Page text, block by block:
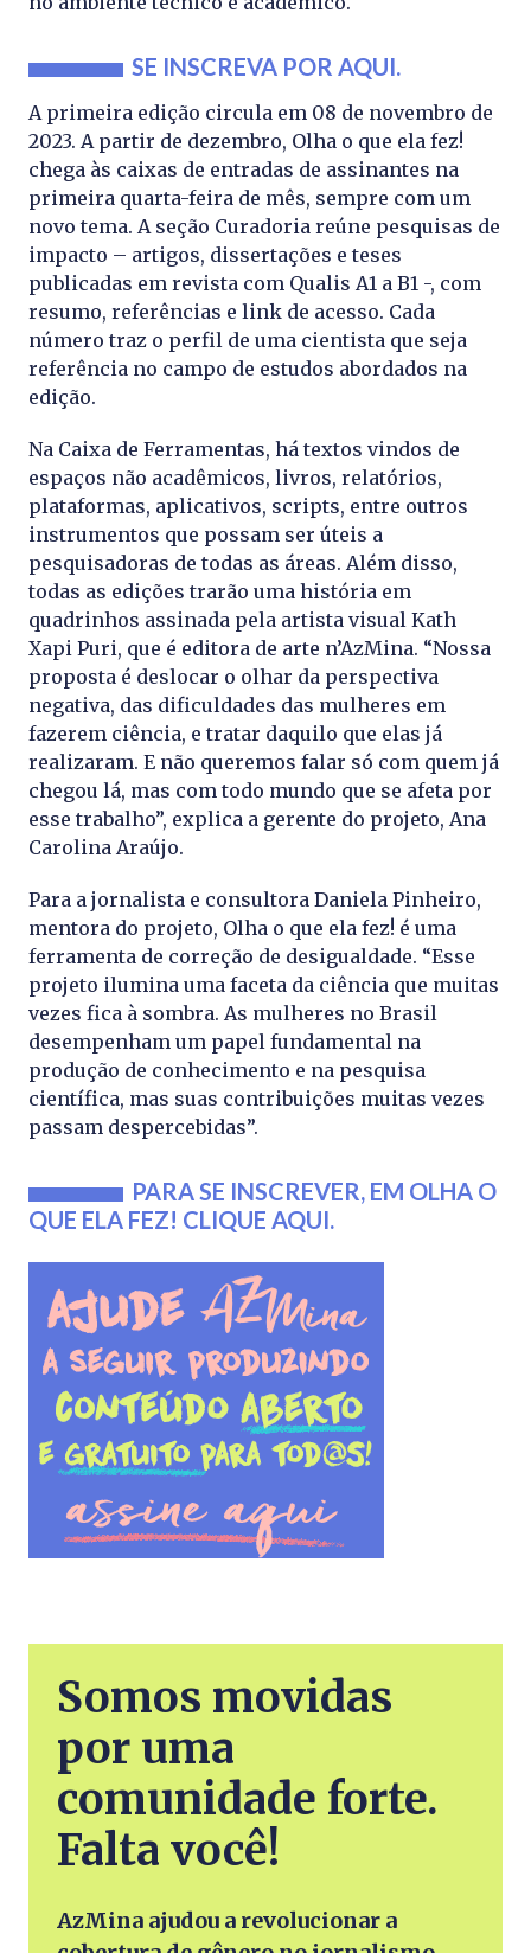
SE INSCREVA POR AQUI.
A primeira edição circula em 08 de novembro de
2023. A partir de dezembro, Olha o que ela fez!
chega às caixas de entradas de assinantes na
primeira quarta-feira de mês, sempre com um
novo tema. A seção Curadoria reúne pesquisas de
impacto – artigos, dissertações e teses
publicadas em revista com Qualis A1 a B1 -, com
resumo, referências e link de acesso. Cada
número traz o perfil de uma cientista que seja
referência no campo de estudos abordados na
edição.
Na Caixa de Ferramentas, há textos vindos de
espaços não acadêmicos, livros, relatórios,
plataformas, aplicativos, scripts, entre outros
instrumentos que possam ser úteis a
pesquisadoras de todas as áreas. Além disso,
todas as edições trarão uma história em
quadrinhos assinada pela artista visual Kath
Xapi Puri, que é editora de arte n’AzMina. “Nossa
proposta é deslocar o olhar da perspectiva
negativa, das dificuldades das mulheres em
fazerem ciência, e tratar daquilo que elas já
realizaram. E não queremos falar só com quem já
chegou lá, mas com todo mundo que se afeta por
esse trabalho”, explica a gerente do projeto, Ana
Carolina Araújo.
Para a jornalista e consultora Daniela Pinheiro,
mentora do projeto, Olha o que ela fez! é uma
ferramenta de correção de desigualdade. “Esse
projeto ilumina uma faceta da ciência que muitas
vezes fica à sombra. As mulheres no Brasil
desempenham um papel fundamental na
produção de conhecimento e na pesquisa
científica, mas suas contribuições muitas vezes
passam despercebidas”.
PARA SE INSCREVER, EM OLHA O
QUE ELA FEZ! CLIQUE AQUI.
Somos movidas
por uma
comunidade forte.
Falta você!
AzMina ajudou a revolucionar a